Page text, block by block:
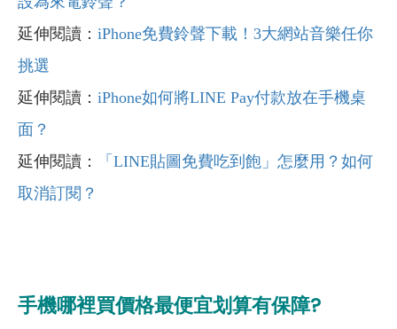
延伸閱讀： iPhone免費鈴聲下載！3大網站音樂任你
挑選
延伸閱讀： iPhone如何將LINE Pay付款放在手機桌
面？
延伸閱讀：
「LINE貼圖免費吃到飽」怎麼用？如何
取消訂閱？
手機哪裡買價格最便宜划算有保障?